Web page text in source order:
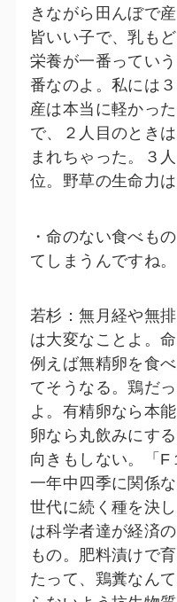
きながら田んぼで
皆いい子で、乳も
栄養が一番ってい
番なのよ。私には
産は本当に軽かっ
で、２人目のとき
まれちゃった。３
位。野草の生命力は
・命のない食べも
てしまうんですね。
若杉：無月経や無
は大変なことよ。
例えば無精卵を食
てそうなる。鶏だ
よ。有精卵なら本
卵なら丸飲みにす
向きもしない。「F
一年中四季に関係
世代に続く種を決
は科学者達が経済
もの。肥料漬けで
たって、鶏糞なん